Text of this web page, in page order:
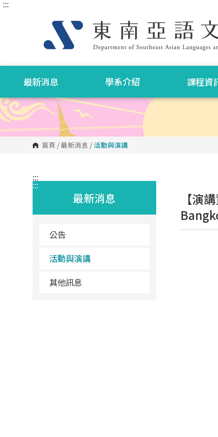
跳
:::
最新消息 學系介紹 課程資
首頁 /最新消息 / 活動與演講
:::
最新消息
公告
活動與演講
其他訊息
:::
【演